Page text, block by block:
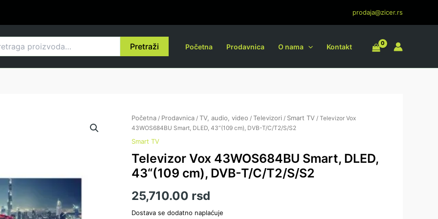
prodaja@zicer.rs
Pretraži Početna Prodavnica O nama Kontakt
Početna/ Prodavnica/ TV, audio, video / Televizori / Smart TV/ Televizor Vox
43WOS684BU Smart, DLED, 43“(109 cm), DVB-T/C/T2/S/S2
Smart TV
Televizor Vox 43WOS684BU Smart, DLED,
43“(109 cm), DVB-T/C/T2/S/S2
25,710.00 rsd
Dostava se dodatno naplaćuje